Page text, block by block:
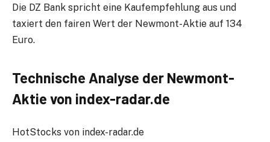
Die DZ Bank spricht eine Kaufempfehlung aus und
taxiert den fairen Wert der Newmont-Aktie auf 134
Euro.
Technische Analyse der Newmont-
Aktie von index-radar.de
HotStocks von index-radar.de